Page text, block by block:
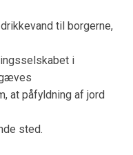
til borgerne,
i
at påfyldning af jord
sted.